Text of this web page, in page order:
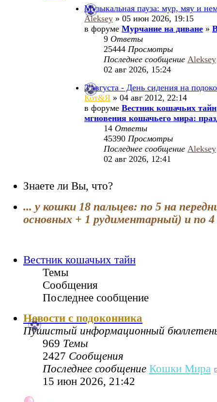
Музыкальная пауза: мур, мяу и
Aleksey » 05 июн 2026, 19:15
в форумеМурчание на диване »
9 Ответы
25444Просмотры
Последнее сообщениеAleksey
02 авг 2026, 15:24
2 августа - День сидения на
Кот&Я » 04 авг 2012, 22:14
в форумеВестник кошачьих тайн
мгновения кошачьего мира:
14 Ответы
45390Просмотры
Последнее сообщениеAleksey
02 авг 2026, 12:41
Знаете ли Вы, что?
... у кошки 18 пальцев: по 5 на
основных + 1 рудиментарный) и по 4
Вестник кошачьих тайн
Темы
Сообщения
Последнее сообщение
Новости с подоконника
Пушистый информационный
969 Темы
2427 Сообщения
Последнее сообщение Кошки Мира
15 июн 2026, 21:42